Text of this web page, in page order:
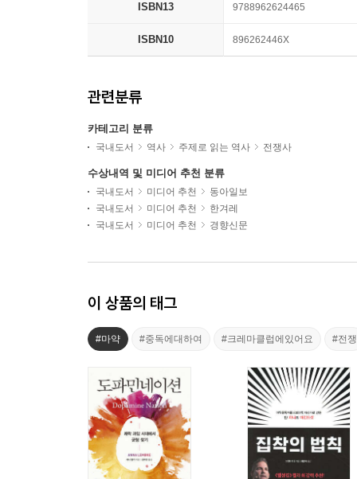
ISBN13 9788962624465
ISBN10 896262446X
관련분류
카테고리 분류
국내도서 역사 주제로 읽는 역사 전쟁사
수상내역 및 미디어 추천 분류
국내도서 미디어 추천
동아일보
국내도서
미디어 추천
한겨레
국내도서
미디어 추천 경향신문
이 상품의 태그
#마약 #중독에대하여 #크레마클럽에있어요 #전쟁